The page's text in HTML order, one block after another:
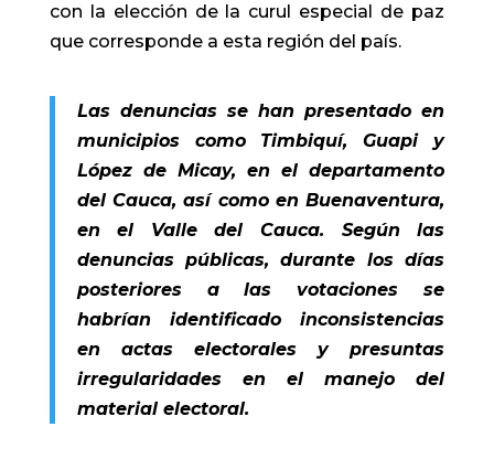
con la elección de la curul especial de paz
que corresponde a esta región del país.
Las denuncias se han presentado en
municipios como Timbiquí, Guapi y
López de Micay, en el departamento
del Cauca, así como en Buenaventura,
en el Valle del Cauca. Según las
denuncias públicas, durante los días
posteriores a las votaciones se
habrían identificado inconsistencias
en actas electorales y presuntas
irregularidades en el manejo del
material electoral.